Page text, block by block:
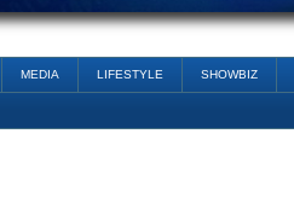
MEDIA LIFESTYLE SHOWBIZ